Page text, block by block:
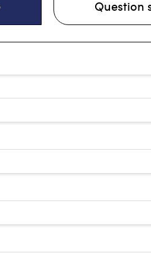
Question